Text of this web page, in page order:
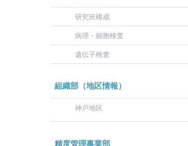
研究班構成
病理・細胞検査
遺伝子検査
組織部（地区情報）
神戸地区
精度管理事業部